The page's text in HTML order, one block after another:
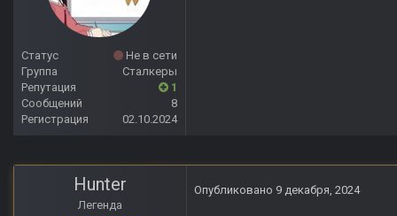
Статус
Не в сети
Группа
Сталкеры
Репутация
1
Сообщений
8
Регистрация
02.10.2024
Hunter
Легенда
Опубликовано 9 декабря, 2024